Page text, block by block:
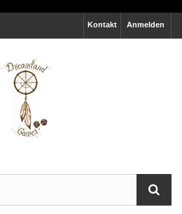
Anmelden
Kontakt